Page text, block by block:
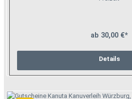
ab 30,00 €*
Details